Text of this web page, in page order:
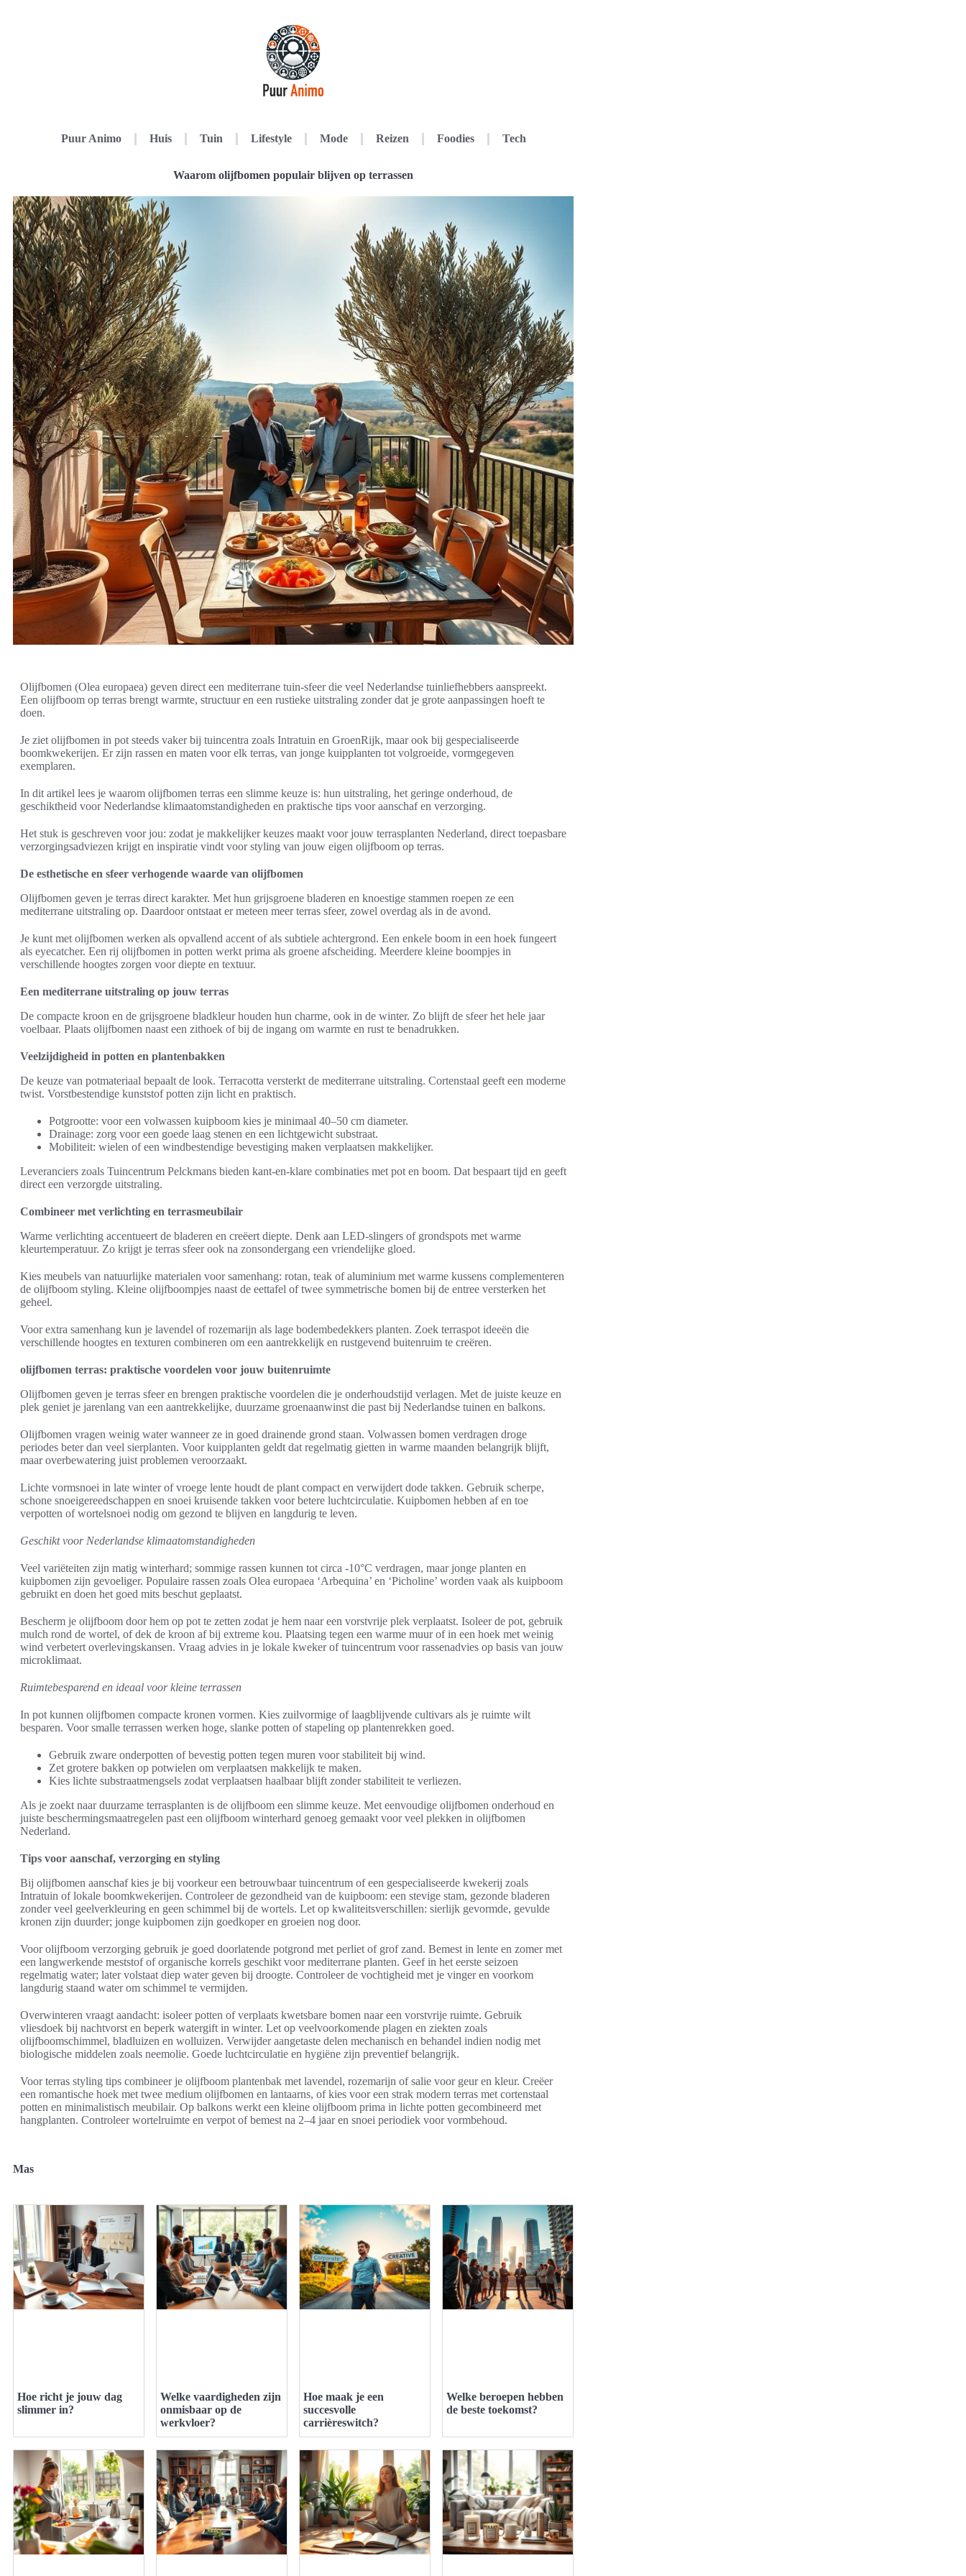
Puur Animo Huis Tuin Lifestyle Mode Reizen Foodies Tech
Waarom olijfbomen populair blijven op terrassen
Olijfbomen (Olea europaea) geven direct een mediterrane tuin-sfeer die veel Nederlandse tuinliefhebbers aanspreekt.
Een olijfboom op terras brengt warmte, structuur en een rustieke uitstraling zonder dat je grote aanpassingen hoeft te
doen.
Je ziet olijfbomen in pot steeds vaker bij tuincentra zoals Intratuin en GroenRijk, maar ook bij gespecialiseerde
boomkwekerijen. Er zijn rassen en maten voor elk terras, van jonge kuipplanten tot volgroeide, vormgegeven
exemplaren.
In dit artikel lees je waarom olijfbomen terras een slimme keuze is: hun uitstraling, het geringe onderhoud, de
geschiktheid voor Nederlandse klimaatomstandigheden en praktische tips voor aanschaf en verzorging.
Het stuk is geschreven voor jou: zodat je makkelijker keuzes maakt voor jouw terrasplanten Nederland, direct toepasbare
verzorgingsadviezen krijgt en inspiratie vindt voor styling van jouw eigen olijfboom op terras.
De esthetische en sfeer verhogende waarde van olijfbomen
Olijfbomen geven je terras direct karakter. Met hun grijsgroene bladeren en knoestige stammen roepen ze een
mediterrane uitstraling op. Daardoor ontstaat er meteen meer terras sfeer, zowel overdag als in de avond.
Je kunt met olijfbomen werken als opvallend accent of als subtiele achtergrond. Een enkele boom in een hoek fungeert
als eyecatcher. Een rij olijfbomen in potten werkt prima als groene afscheiding. Meerdere kleine boompjes in
verschillende hoogtes zorgen voor diepte en textuur.
Een mediterrane uitstraling op jouw terras
De compacte kroon en de grijsgroene bladkleur houden hun charme, ook in de winter. Zo blijft de sfeer het hele jaar
voelbaar. Plaats olijfbomen naast een zithoek of bij de ingang om warmte en rust te benadrukken.
Veelzijdigheid in potten en plantenbakken
De keuze van potmateriaal bepaalt de look. Terracotta versterkt de mediterrane uitstraling. Cortenstaal geeft een moderne
twist. Vorstbestendige kunststof potten zijn licht en praktisch.
Potgrootte: voor een volwassen kuipboom kies je minimaal 40–50 cm diameter.
Drainage: zorg voor een goede laag stenen en een lichtgewicht substraat.
Mobiliteit: wielen of een windbestendige bevestiging maken verplaatsen makkelijker.
Leveranciers zoals Tuincentrum Pelckmans bieden kant-en-klare combinaties met pot en boom. Dat bespaart tijd en geeft
direct een verzorgde uitstraling.
Combineer met verlichting en terrasmeubilair
Warme verlichting accentueert de bladeren en creëert diepte. Denk aan LED-slingers of grondspots met warme
kleurtemperatuur. Zo krijgt je terras sfeer ook na zonsondergang een vriendelijke gloed.
Kies meubels van natuurlijke materialen voor samenhang: rotan, teak of aluminium met warme kussens complementeren
de olijfboom styling. Kleine olijfboompjes naast de eettafel of twee symmetrische bomen bij de entree versterken het
geheel.
Voor extra samenhang kun je lavendel of rozemarijn als lage bodembedekkers planten. Zoek terraspot ideeën die
verschillende hoogtes en texturen combineren om een aantrekkelijk en rustgevend buitenruim te creëren.
olijfbomen terras: praktische voordelen voor jouw buitenruimte
Olijfbomen geven je terras sfeer en brengen praktische voordelen die je onderhoudstijd verlagen. Met de juiste keuze en
plek geniet je jarenlang van een aantrekkelijke, duurzame groenaanwinst die past bij Nederlandse tuinen en balkons.
Olijfbomen vragen weinig water wanneer ze in goed drainende grond staan. Volwassen bomen verdragen droge
periodes beter dan veel sierplanten. Voor kuipplanten geldt dat regelmatig gietten in warme maanden belangrijk blijft,
maar overbewatering juist problemen veroorzaakt.
Lichte vormsnoei in late winter of vroege lente houdt de plant compact en verwijdert dode takken. Gebruik scherpe,
schone snoeigereedschappen en snoei kruisende takken voor betere luchtcirculatie. Kuipbomen hebben af en toe
verpotten of wortelsnoei nodig om gezond te blijven en langdurig te leven.
Geschikt voor Nederlandse klimaatomstandigheden
Veel variëteiten zijn matig winterhard; sommige rassen kunnen tot circa -10°C verdragen, maar jonge planten en
kuipbomen zijn gevoeliger. Populaire rassen zoals Olea europaea ‘Arbequina’ en ‘Picholine’ worden vaak als kuipboom
gebruikt en doen het goed mits beschut geplaatst.
Bescherm je olijfboom door hem op pot te zetten zodat je hem naar een vorstvrije plek verplaatst. Isoleer de pot, gebruik
mulch rond de wortel, of dek de kroon af bij extreme kou. Plaatsing tegen een warme muur of in een hoek met weinig
wind verbetert overlevingskansen. Vraag advies in je lokale kweker of tuincentrum voor rassenadvies op basis van jouw
microklimaat.
Ruimtebesparend en ideaal voor kleine terrassen
In pot kunnen olijfbomen compacte kronen vormen. Kies zuilvormige of laagblijvende cultivars als je ruimte wilt
besparen. Voor smalle terrassen werken hoge, slanke potten of stapeling op plantenrekken goed.
Gebruik zware onderpotten of bevestig potten tegen muren voor stabiliteit bij wind.
Zet grotere bakken op potwielen om verplaatsen makkelijk te maken.
Kies lichte substraatmengsels zodat verplaatsen haalbaar blijft zonder stabiliteit te verliezen.
Als je zoekt naar duurzame terrasplanten is de olijfboom een slimme keuze. Met eenvoudige olijfbomen onderhoud en
juiste beschermingsmaatregelen past een olijfboom winterhard genoeg gemaakt voor veel plekken in olijfbomen
Nederland.
Tips voor aanschaf, verzorging en styling
Bij olijfbomen aanschaf kies je bij voorkeur een betrouwbaar tuincentrum of een gespecialiseerde kwekerij zoals
Intratuin of lokale boomkwekerijen. Controleer de gezondheid van de kuipboom: een stevige stam, gezonde bladeren
zonder veel geelverkleuring en geen schimmel bij de wortels. Let op kwaliteitsverschillen: sierlijk gevormde, gevulde
kronen zijn duurder; jonge kuipbomen zijn goedkoper en groeien nog door.
Voor olijfboom verzorging gebruik je goed doorlatende potgrond met perliet of grof zand. Bemest in lente en zomer met
een langwerkende meststof of organische korrels geschikt voor mediterrane planten. Geef in het eerste seizoen
regelmatig water; later volstaat diep water geven bij droogte. Controleer de vochtigheid met je vinger en voorkom
langdurig staand water om schimmel te vermijden.
Overwinteren vraagt aandacht: isoleer potten of verplaats kwetsbare bomen naar een vorstvrije ruimte. Gebruik
vliesdoek bij nachtvorst en beperk watergift in winter. Let op veelvoorkomende plagen en ziekten zoals
olijfboomschimmel, bladluizen en wolluizen. Verwijder aangetaste delen mechanisch en behandel indien nodig met
biologische middelen zoals neemolie. Goede luchtcirculatie en hygiëne zijn preventief belangrijk.
Voor terras styling tips combineer je olijfboom plantenbak met lavendel, rozemarijn of salie voor geur en kleur. Creëer
een romantische hoek met twee medium olijfbomen en lantaarns, of kies voor een strak modern terras met cortenstaal
potten en minimalistisch meubilair. Op balkons werkt een kleine olijfboom prima in lichte potten gecombineerd met
hangplanten. Controleer wortelruimte en verpot of bemest na 2–4 jaar en snoei periodiek voor vormbehoud.
Mas
Hoe richt je jouw dag
slimmer in?
Welke vaardigheden zijn
onmisbaar op de
werkvloer?
Hoe maak je een
succesvolle
carrièreswitch?
Welke beroepen hebben
de beste toekomst?